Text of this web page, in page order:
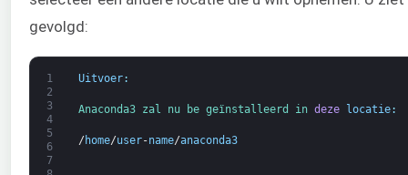
gevolgd:
1
2
3
4
5
6
7
Uitvoer:
Anaconda3 zal nu be geïnstalleerd in deze locatie:
/ home/user-name/anaconda3